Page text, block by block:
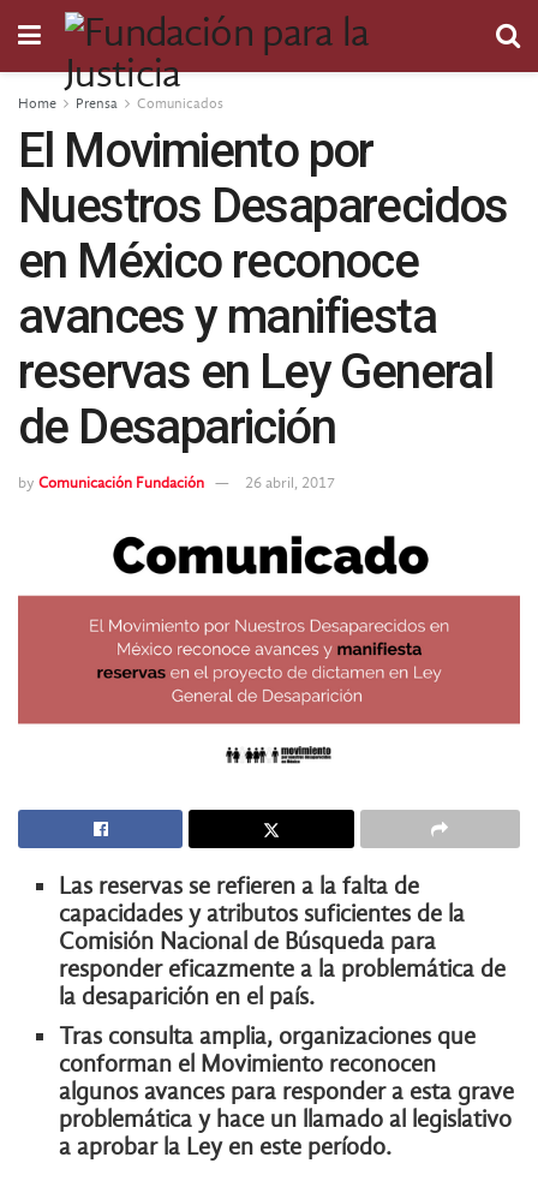
Home Prensa Comunicados
El Movimiento por
Nuestros Desaparecidos
en México reconoce
avances y manifiesta
reservas en Ley General
de Desaparición
by Comunicación Fundación 26 abril, 2017
Las reservas se refieren a la falta de
capacidades y atributos suficientes de la
Comisión Nacional de Búsqueda para
responder eficazmente a la problemática de
la desaparición en el país.
Tras consulta amplia, organizaciones que
conforman el Movimiento reconocen
algunos avances para responder a esta grave
problemática y hace un llamado al legislativo
a aprobar la Ley en este período.